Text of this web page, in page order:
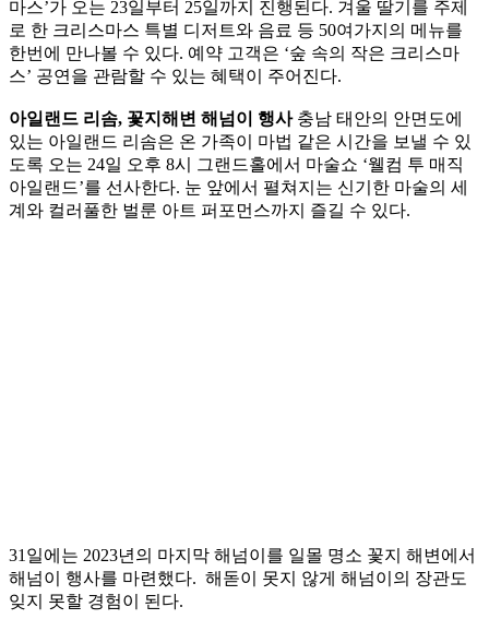
마스’가 오는 23일부터 25일까지 진행된다. 겨울 딸기를 주제
로 한 크리스마스 특별 디저트와 음료 등 50여가지의 메뉴를
한번에 만나볼 수 있다. 예약 고객은 ‘숲 속의 작은 크리스마
스’ 공연을 관람할 수 있는 혜택이 주어진다.
아일랜드 리솜, 꽃지해변 해넘이 행사 충남 태안의 안면도에
있는 아일랜드 리솜은 온 가족이 마법 같은 시간을 보낼 수 있
도록 오는 24일 오후 8시 그랜드홀에서 마술쇼 ‘웰컴 투 매직
아일랜드’를 선사한다. 눈 앞에서 펼쳐지는 신기한 마술의 세
계와 컬러풀한 벌룬 아트 퍼포먼스까지 즐길 수 있다.
31일에는 2023년의 마지막 해넘이를 일몰 명소 꽃지 해변에서
해넘이 행사를 마련했다. 해돋이 못지 않게 해넘이의 장관도
잊지 못할 경험이 된다.